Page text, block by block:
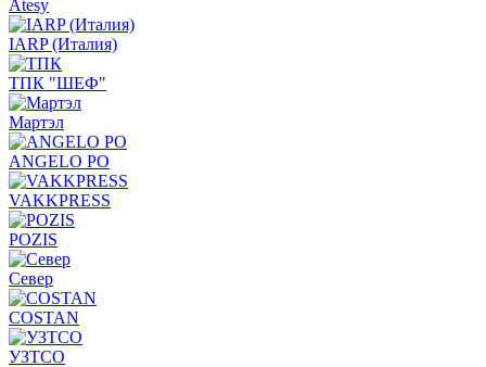
Atesy
IARP (Италия)
ТПК "ШЕФ"
Мартэл
ANGELO PO
VAKKPRESS
POZIS
Север
COSTAN
УЗТСО